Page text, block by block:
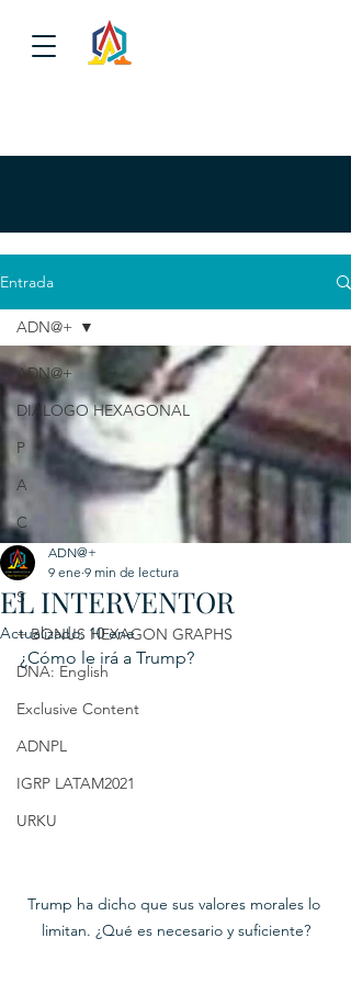
Entrada
ADN@+
DIALOGO HEXAGONAL
P
A
C
E
S
+ BONUS HEXAGON GRAPHS
DNA: English
Exclusive Content
ADNPL
IGRP LATAM2021
URKU
ADN@+
EL INTERVENTOR
ADN@+
9 ene 9 min de lectura
Actualizado: 10 ene
¿Cómo le irá a Trump?
Trump ha dicho que sus valores morales lo
limitan. ¿Qué es necesario y suficiente?